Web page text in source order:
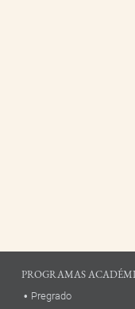
PROGRAMAS
Pregrado